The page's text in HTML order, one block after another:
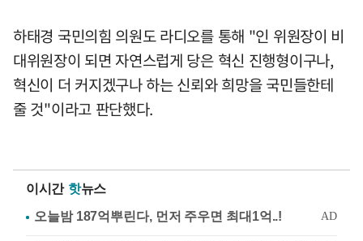
하태경 국민의힘 의원도 라디오를 통해 "인 위원장이 비
대위원장이 되면 자연스럽게 당은 혁신 진행형이구나,
혁신이 더 커지겠구나 하는 신뢰와 희망을 국민들한테
줄 것"이라고 판단했다.
이시간 핫뉴스